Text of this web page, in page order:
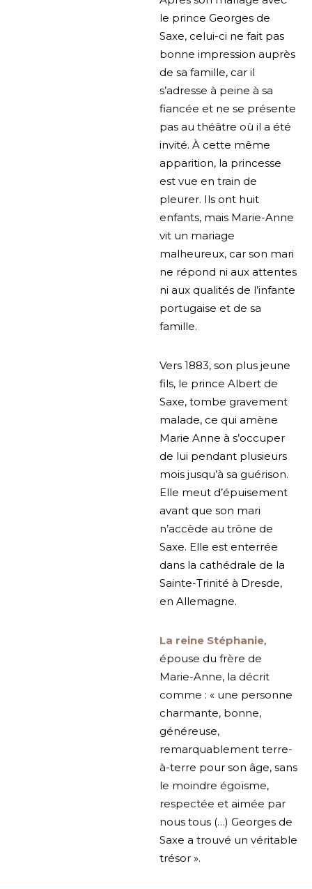
le prince Georges de
Saxe, celui-ci ne fait pas
bonne impression auprès
de sa famille, car il
s’adresse à peine à sa
fiancée et ne se présente
pas au théâtre où il a été
invité. À cette même
apparition, la princesse
est vue en train de
pleurer. Ils ont huit
enfants, mais Marie-Anne
vit un mariage
malheureux, car son mari
ne répond ni aux attentes
ni aux qualités de l’infante
portugaise et de sa
famille.
Vers 1883, son plus jeune
fils, le prince Albert de
Saxe, tombe gravement
malade, ce qui amène
Marie Anne à s’occuper
de lui pendant plusieurs
mois jusqu’à sa guérison.
Elle meut d’épuisement
avant que son mari
n’accède au trône de
Saxe. Elle est enterrée
dans la cathédrale de la
Sainte-Trinité à Dresde,
en Allemagne.
La reine Stéphanie,
épouse du frère de
Marie-Anne, la décrit
comme : « une personne
charmante, bonne,
généreuse,
remarquablement terre-
à-terre pour son âge, sans
le moindre égoïsme,
respectée et aimée par
nous tous (…) Georges de
Saxe a trouvé un véritable
trésor ».